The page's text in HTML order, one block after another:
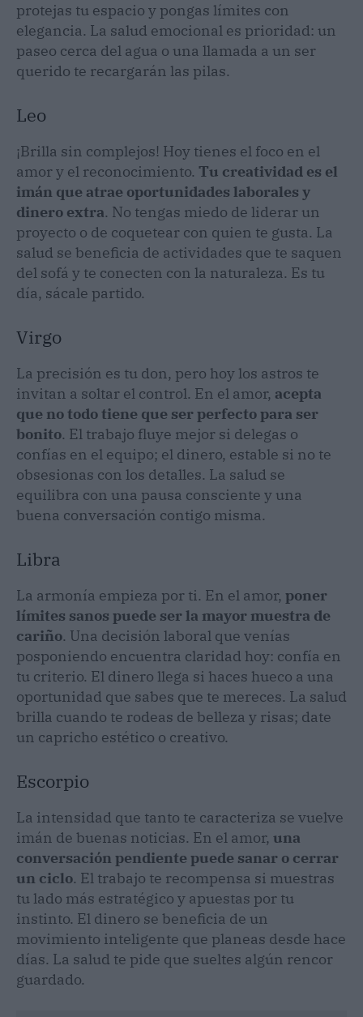
protejas tu espacio y pongas límites con
elegancia. La salud emocional es prioridad: un
paseo cerca del agua o una llamada a un ser
querido te recargarán las pilas.
Leo
¡Brilla sin complejos! Hoy tienes el foco en el
amor y el reconocimiento. Tu creatividad es el
imán que atrae oportunidades laborales y
dinero extra. No tengas miedo de liderar un
proyecto o de coquetear con quien te gusta. La
salud se beneficia de actividades que te saquen
del sofá y te conecten con la naturaleza. Es tu
día, sácale partido.
Virgo
La precisión es tu don, pero hoy los astros te
invitan a soltar el control. En el amor, acepta
que no todo tiene que ser perfecto para ser
bonito. El trabajo fluye mejor si delegas o
confías en el equipo; el dinero, estable si no te
obsesionas con los detalles. La salud se
equilibra con una pausa consciente y una
buena conversación contigo misma.
Libra
La armonía empieza por ti. En el amor, poner
límites sanos puede ser la mayor muestra de
cariño. Una decisión laboral que venías
posponiendo encuentra claridad hoy: confía en
tu criterio. El dinero llega si haces hueco a una
oportunidad que sabes que te mereces. La salud
brilla cuando te rodeas de belleza y risas; date
un capricho estético o creativo.
Escorpio
La intensidad que tanto te caracteriza se vuelve
imán de buenas noticias. En el amor, una
conversación pendiente puede sanar o cerrar
un ciclo. El trabajo te recompensa si muestras
tu lado más estratégico y apuestas por tu
instinto. El dinero se beneficia de un
movimiento inteligente que planeas desde hace
días. La salud te pide que sueltes algún rencor
guardado.